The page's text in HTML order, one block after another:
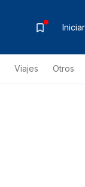
Viajes Otros